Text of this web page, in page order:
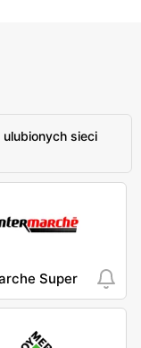
ulubionych sieci
Super